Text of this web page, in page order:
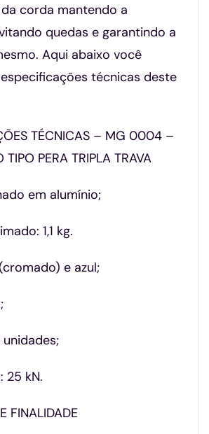
corda mantendo a
quedas e garantindo a
Aqui abaixo você
técnicas deste
TÉCNICAS – MG 0004 –
TIPO PERA TRIPLA TRAVA
em alumínio;
1,1 kg.
e azul;
25 kN.
FINALIDADE